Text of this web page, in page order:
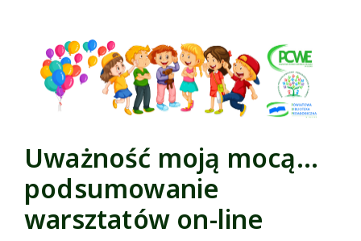
Uważność moją mocą…
podsumowanie
warsztatów on-line